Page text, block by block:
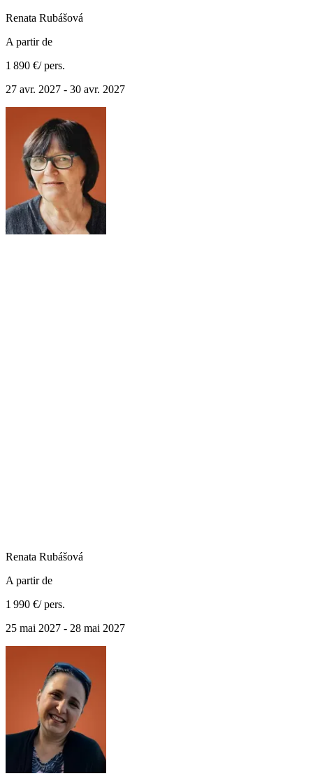
Renata Rubášová
A partir de
1 890 €/ pers.
27 avr. 2027 - 30 avr. 2027
Renata Rubášová
A partir de
1 990 €/ pers.
25 mai 2027 - 28 mai 2027